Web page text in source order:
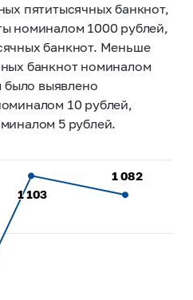
пятитысячных банкнот,
номиналом 1000 рублей,
банкнот. Меньше
банкнот номиналом
было выявлено
10 рублей,
5 рублей.
1 103
1 103
1 082
1 082